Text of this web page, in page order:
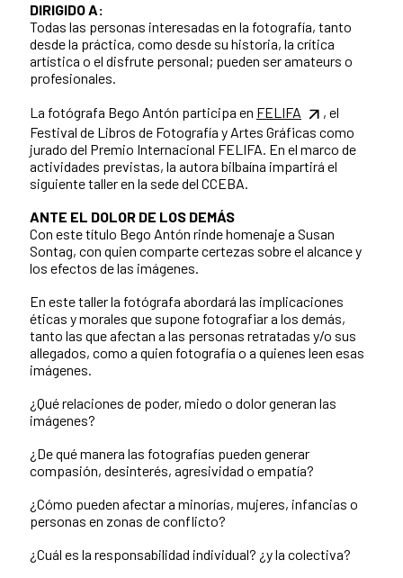
DIRIGIDO A:
Todas las personas interesadas en la fotografía, tanto
desde la práctica, como desde su historia, la crítica
artística o el disfrute personal; pueden ser amateurs o
profesionales.
La fotógrafa Bego Antón participa en FELIFA
, el
Festival de Libros de Fotografía y Artes Gráficas como
jurado del Premio Internacional FELIFA. En el marco de
actividades previstas, la autora bilbaína impartirá el
siguiente taller en la sede del CCEBA.
ANTE EL DOLOR DE LOS DEMÁS
Con este título Bego Antón rinde homenaje a Susan
Sontag, con quien comparte certezas sobre el alcance y
los efectos de las imágenes.
En este taller la fotógrafa abordará las implicaciones
éticas y morales que supone fotografiar a los demás,
tanto las que afectan a las personas retratadas y/o sus
allegados, como a quien fotografía o a quienes leen esas
imágenes.
¿Qué relaciones de poder, miedo o dolor generan las
imágenes?
¿De qué manera las fotografías pueden generar
compasión, desinterés, agresividad o empatía?
¿Cómo pueden afectar a minorías, mujeres, infancias o
personas en zonas de conflicto?
¿Cuál es la responsabilidad individual? ¿y la colectiva?